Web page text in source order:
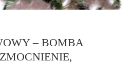
– BOMBA